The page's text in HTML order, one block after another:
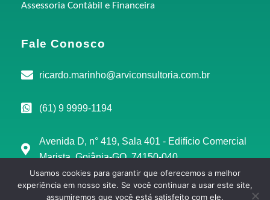
Assessoria Contábil e Financeira
Fale Conosco
ricardo.marinho@arviconsultoria.com.br
(61) 9 9999-1194
Avenida D, n° 419, Sala 401 - Edifício Comercial
Marista, Goiânia-GO, 74150-040
Copyright © 2025 | ARVI Consultoria 11.499.462/0001-11
Usamos cookies para garantir que oferecemos a melhor
experiência em nosso site. Se você continuar a usar este site,
assumiremos que você está satisfeito com ele.